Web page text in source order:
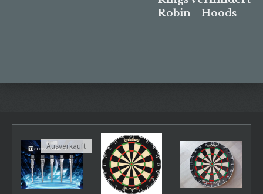
Robin - Hoods
Ausverkauft